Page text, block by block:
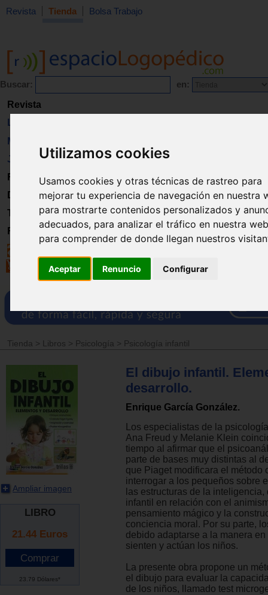
Utilizamos cookies
Usamos cookies y otras técnicas de rastreo para
mejorar tu experiencia de navegación en nuestra
para mostrarte contenidos personalizados y
adecuados, para analizar el tráfico en nuestra
para comprender de donde llegan nuestros
Aceptar Renuncio Configurar
Revista Tienda Bolsa Trabajo
Buscar: en:
Revista
Libros
Material
Juguetes
Formación
Directorio
Trabajo
Registro
Tienda > Libros > Psicología > Psicología infantil
Ampliar imagen
LIBRO
21.44 Euros
23.79 Dólares*
El dibujo infantil.
desarrollo.
Enrique García González.
Los especialistas de la
Ana Freud y Melanie Klein
tiempo al afirmar que el
parte de bases muy distintas al
que Piaget modificara el método
interrogar a los pequeños sobre
las estructuras de la
infantil en relación con el
pensamiento mágico y la
conciencia moral. Por su parte,
debido adaptarse a la manera
sienten y actúan los niños.
La presente obra propone un
el dibujo para evaluar la
de los niños, llamado test